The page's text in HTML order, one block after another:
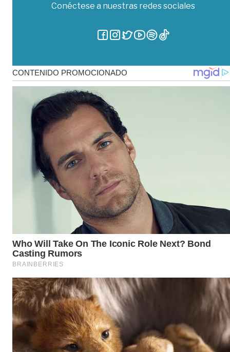
Conéctese a nuestras redes sociales